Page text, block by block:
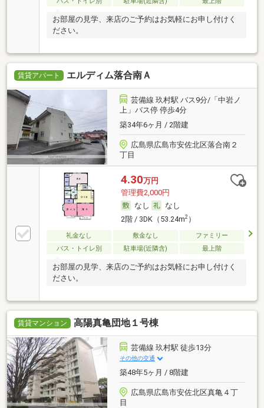
お部屋の見学、来店のご予約はお気軽にお申し付けく
ださい。
賃貸アパート エルディム落合南Ａ
芸備線 玖村駅 バス9分/「中岩ノ
上」バス停 停歩4分
築34年6ヶ月 / 2階建
広島県広島市安佐北区落合南２
丁目
4.30万円
管理費2,000円
なし
なし
2階 / 3DK（53.24m2）
礼金なし 敷金なし
ファミリー
バス・トイレ別
駐車場(近隣含) 最上階
お部屋の見学、来店のご予約はお気軽にお申し付けく
ださい。
賃貸マンション 高陽真亀団地１号棟
芸備線 玖村駅 徒歩13分
その他の交通
築48年5ヶ月 / 8階建
広島県広島市安佐北区真亀４丁
目